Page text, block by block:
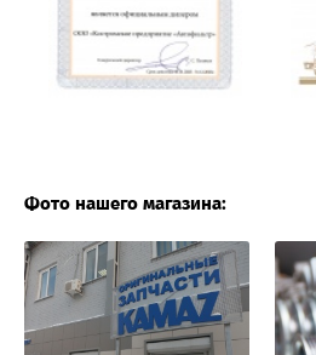
Фото нашего магазина: